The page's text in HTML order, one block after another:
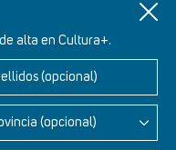
alta en Cultura+.
(opcional)
(opcional)
Este de León